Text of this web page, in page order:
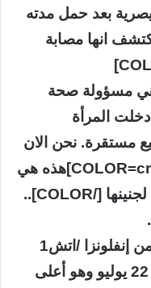
بعد حمل مدته
عمرها 24 عاما اكتشف انها مصابة
مسؤولة صحة
المرأة
مستقرة. نحن الان
نستكشف كيف أصيب.. [COLOR=crimson]هذه هي
حالة الإصابة الوحيدة لدينا من ام لجنينها [/COLOR]..
وقد سجلت تايلاند 44 حالة وفاة من إنفلونزا /اتش1
ان1/ وأكثر من 6700 إصابة حتى 22 يوليو وهو أعلى